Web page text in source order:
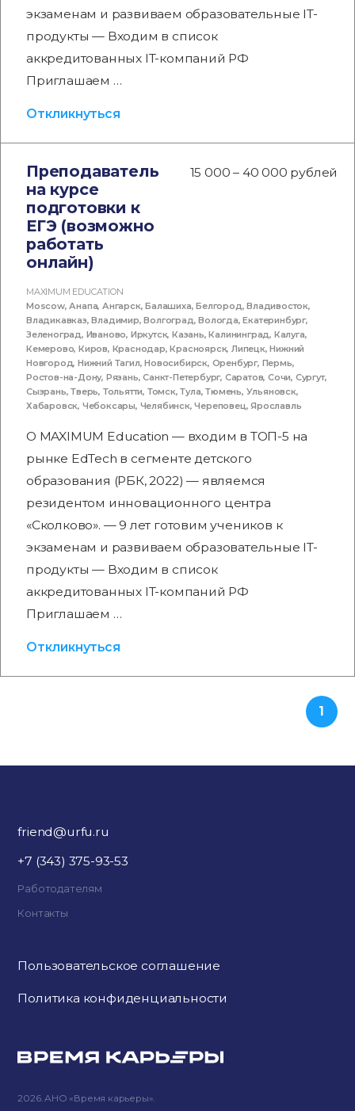
экзаменам и развиваем образовательные IT-
продукты — Входим в список
аккредитованных IT-компаний РФ
Приглашаем …
Откликнуться
Преподаватель
на курсе
подготовки к
ЕГЭ (возможно
работать
онлайн)
15 000 – 40 000 рублей
MAXIMUM EDUCATION
Moscow,Анапа,Ангарск,Балашиха,Белгород,Владивосток,
Владикавказ,Владимир,Волгоград,Вологда,Екатеринбург,
Зеленоград, Иваново, Иркутск,Казань,Калининград, Калуга,
Кемерово,Киров, Краснодар,Красноярск,Липецк,Нижний
Новгород,Нижний Тагил,Новосибирск, Оренбург, Пермь,
Ростов-на-Дону, Рязань,Санкт-Петербург, Саратов,Сочи, Сургут,
Сызрань,Тверь, Тольятти, Томск,Тула,Тюмень, Ульяновск,
Хабаровск, Чебоксары, Челябинск,Череповец,Ярославль
О MAXIMUM Education — входим в ТОП-5 на
рынке EdTech в сегменте детского
образования (РБК, 2022) — являемся
резидентом инновационного центра
«Сколково». — 9 лет готовим учеников к
экзаменам и развиваем образовательные IT-
продукты — Входим в список
аккредитованных IT-компаний РФ
Приглашаем …
Откликнуться
1
friend@urfu.ru
+7 (343) 375-93-53
Работодателям
Контакты
Пользовательское соглашение
Политика конфиденциальности
2026. АНО «Время карьеры».